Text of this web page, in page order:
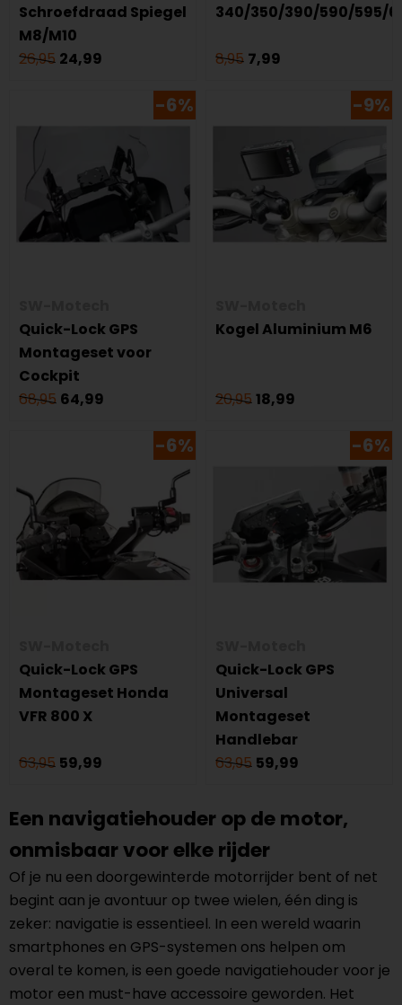
Schroefdraad Spiegel
M8/M10
26,95 24,99
340/350/390/590/595/
8,95 7,99
-6%
Quick-Lock GPS
Montageset voor
Cockpit
68,95 64,99
-9%
Kogel Aluminium M6
20,9518,99
-6%
Quick-Lock GPS
Montageset Honda
VFR 800 X
63,95 59,99
-6%
Quick-Lock GPS
Universal
Montageset
Handlebar
63,95 59,99
Een navigatiehouder op de motor,
onmisbaar voor elke rijder
Of je nu een doorgewinterde motorrijder bent of net
begint aan je avontuur op twee wielen, één ding is
zeker: navigatie is essentieel. In een wereld waarin
smartphones en GPS-systemen ons helpen om
overal te komen, is een goede navigatiehouder voor je
motor een must-have accessoire geworden. Het